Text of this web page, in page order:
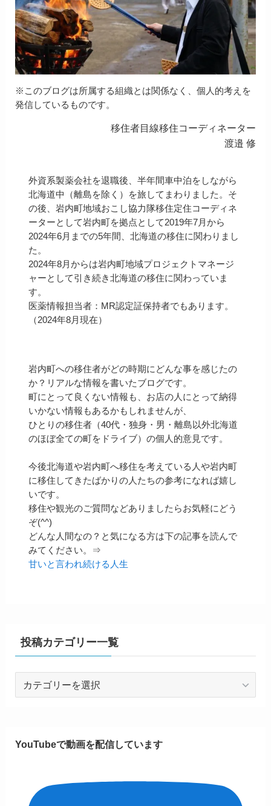
※このブログは所属する組織とは関係なく、個人的考えを
発信しているものです。
移住者目線移住コーディネーター
渡邉 修
外資系製薬会社を退職後、半年間車中泊をしながら
北海道中（離島を除く）を旅してまわりました。そ
の後、岩内町地域おこし協力隊移住定住コーディネ
ーターとして岩内町を拠点として2019年7月から
2024年6月までの5年間、北海道の移住に関わりまし
た。
2024年8月からは岩内町地域プロジェクトマネージ
ャーとして引き続き北海道の移住に関わっていま
す。
医薬情報担当者：MR認定証保持者でもあります。
（2024年8月現在）
岩内町への移住者がどの時期にどんな事を感じたの
か？リアルな情報を書いたブログです。
町にとって良くない情報も、お店の人にとって納得
いかない情報もあるかもしれませんが、
ひとりの移住者（40代・独身・男・離島以外北海道
のほぼ全ての町をドライブ）の個人的意見です。
今後北海道や岩内町へ移住を考えている人や岩内町
に移住してきたばかりの人たちの参考になれば嬉し
いです。
移住や観光のご質問などありましたらお気軽にどう
ぞ(^^)
どんな人間なの？と気になる方は下の記事を読んで
みてください。⇒
甘いと言われ続ける人生
投稿カテゴリー一覧
ゴ
YouTubeで動画を配信しています